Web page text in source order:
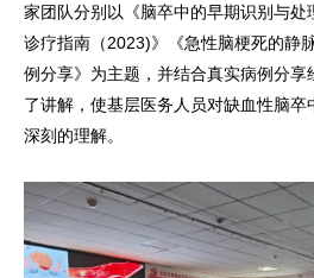
家团队分别以《脑卒中的早期识别与处
诊疗指南（2023)》《急性脑梗死的静
例分享》为主题，并结合真实病例分
了讲解，使基层医务人员对缺血性脑
深刻的理解。